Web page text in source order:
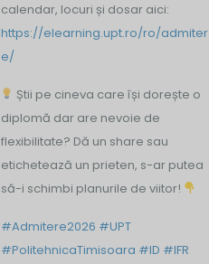
calendar, locuri și dosar aici:
https://elearning.upt.ro/ro/admiter
e/
Știi pe cineva care își dorește o
diplomă dar are nevoie de
flexibilitate? Dă un share sau
etichetează un prieten, s-ar putea
să-i schimbi planurile de viitor!
#Admitere2026 #UPT
#PolitehnicaTimisoara #ID #IFR